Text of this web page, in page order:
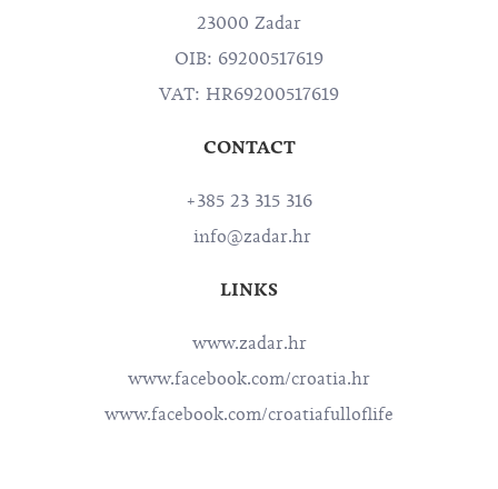
23000 Zadar
OIB: 69200517619
VAT: HR69200517619
CONTACT
+385 23 315 316
info@zadar.hr
LINKS
www.zadar.hr
www.facebook.com/croatia.hr
www.facebook.com/croatiafulloflife